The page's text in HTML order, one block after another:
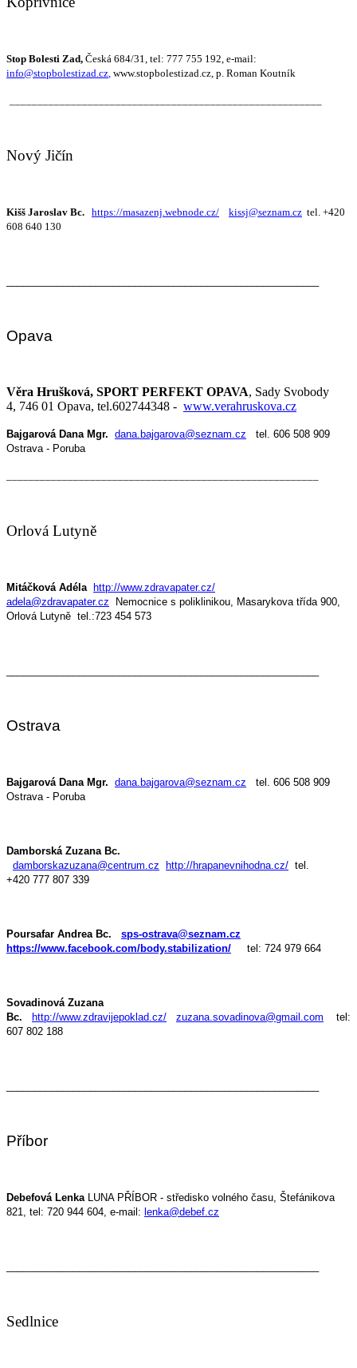
Stop Bolesti Zad, Česká 684/31, tel: 777 755 192, e-mail:
info@stopbolestizad.cz www.stopbolestizad.cz, p. Roman Koutník
Nový Jičín
Kišš Jaroslav Bc. https://masazenj.webnode.cz/ kissj@seznam.cz tel. +420
608 640 130
Opava
Věra Hrušková, SPORT PERFEKT OPAVA, Sady Svobody
4, 746 01 Opava, tel.602744348 - www.verahruskova.cz
Bajgarová Dana Mgr. dana.bajgarova@seznam.cz tel. 606 508 909
Ostrava - Poruba
Orlová Lutyně
Mitáčková Adéla http://www.zdravapater.cz/
adela@zdravapater.cz
Nemocnice s poliklinikou, Masarykova třída 900,
Orlová Lutyně tel.:723 454 573
Ostrava
Bajgarová Dana Mgr. dana.bajgarova@seznam.cz tel. 606 508 909
Ostrava - Poruba
Damborská Zuzana Bc.
damborskazuzana@centrum.cz http://hrapanevnihodna.cz/ tel.
+420 777 807 339
Poursafar Andrea Bc. sps-ostrava@seznam.cz
https://www.facebook.com/body.stabilization/
tel: 724 979 664
Sovadinová Zuzana
Bc.
http://www.zdravijepoklad.cz/ zuzana.sovadinova@gmail.com tel:
607 802 188
Příbor
Debefová Lenka LUNA PŘÍBOR - středisko volného času, Štefánikova
821, tel: 720 944 604, e-mail: lenka@debef.cz
Sedlnice